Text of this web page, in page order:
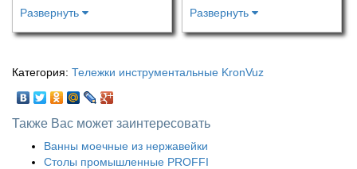
Развернуть Развернуть
Категория: Тележки инструментальные KronVuz
Также Вас может заинтересовать
Ванны моечные из нержавейки
Столы промышленные PROFFI